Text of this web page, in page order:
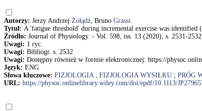
Autorzy: Jerzy Andrzej Żołądź, Bruno Grassi.
Tytuł: A 'fatigue threshold' during incremental exercise was
Źródło: Journal of Physiology. - Vol. 598, iss. 13 (2020), s. 2531-2532
Uwagi: 1 ryc.
Uwagi: Bibliogr. s. 2532
Uwagi: Dostępny również w formie elektronicznej: https://
Język: ENG
Słowa kluczowe: FIZJOLOGIA; FIZJOLOGIA WYSIŁKU ; PRÓG
URL: https://physoc.onlinelibrary.wiley.com/doi/epdf/10.1113/